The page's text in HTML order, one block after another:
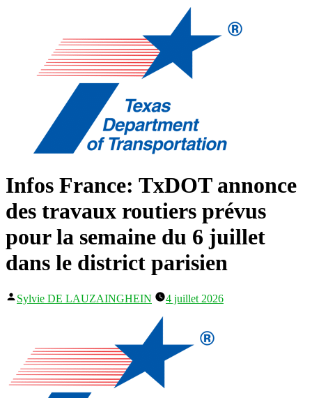
Infos France: TxDOT annonce
des travaux routiers prévus
pour la semaine du 6 juillet
dans le district parisien
Publié
Sylvie DE LAUZAINGHEIN 4 juillet 2026